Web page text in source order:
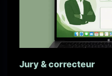
Jury & correcteur